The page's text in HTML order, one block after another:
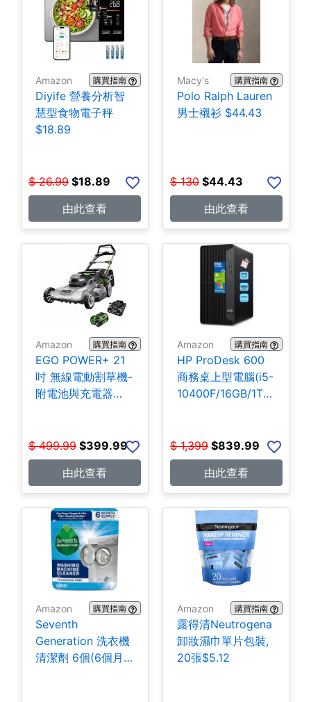
Amazon 購買指南
Diyife 營養分析智
慧型食物電子秤
$18.89
$ 26.99 $18.89
由此查看
Macy's 購買指南
Polo Ralph Lauren
男士襯衫 $44.43
$ 130 $44.43
由此查看
Amazon 購買指南
EGO POWER+ 21
吋 無線電動割草機-
附電池與充電器
$ 499.99 $399.99
由此查看
Amazon 購買指南
HP ProDesk 600
商務桌上型電腦(i5-
10400F/16GB/1TB
$ 1,399 $839.99
由此查看
Amazon 購買指南
Seventh
Generation 洗衣機
清潔劑 6個(6個月
Amazon 購買指南
露得清Neutrogena
卸妝濕巾單片包裝,
20張$5.12